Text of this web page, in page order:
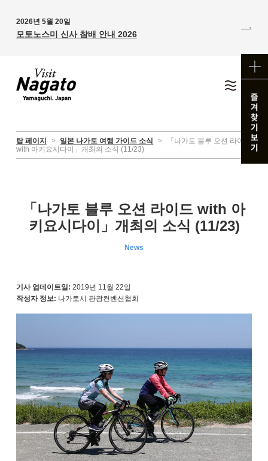
2026년 5월 20일
모토노스미 신사 참배 안내 2026
탑 페이지 > 일본 나가토 여행 가이드 소식 >
「나가토 블루 오션 라이드
with 아키요시다이」개최의 소식 (11/23)
「나가토 블루 오션 라이드 with 아
키요시다이」개최의 소식 (11/23)
News
기사 업데이트일: 2019년 11월 22일
작성자 정보: 나가토시 관광컨벤션협회